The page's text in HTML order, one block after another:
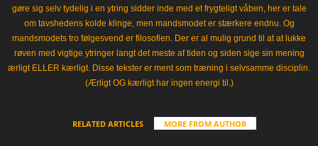
gøre sig selv tydelig i en ytring sidder inde med et frygteligt våben, her er tale
om tavshedens kolde klinge, men mandsmodet er stærkere endnu. Og
mandsmodets tro følgesvend er filosofien. Der er al mulig grund til at at lukke
røven med vigtige ytringer langt det meste af tiden og siden sige sin mening
ærligt ELLER kærligt. Disse tekster er ment som træning i selvsamme disciplin.
(Ærligt OG kærligt har ingen energi til.)
RELATED ARTICLES MORE FROM AUTHOR